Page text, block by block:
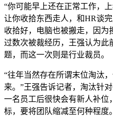
“你可能早上还在正常工作，
让你收拾东西走人，和HR谈
收拾好，电脑也被搬走，因为
过数次被裁经历，王强认为此
题，而这一次则是行业裁员。
“往年当然存在所谓末位淘汰
来。”王强告诉记者，淘汰针
一名员工后很快会有新人补位
标，要将团队缩减至何种程度。